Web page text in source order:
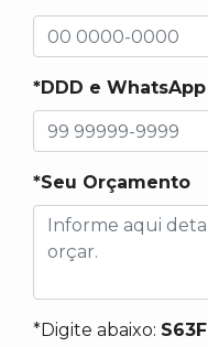
*DDD e WhatsApp
*Seu Orçamento
*Digite abaixo: S63F